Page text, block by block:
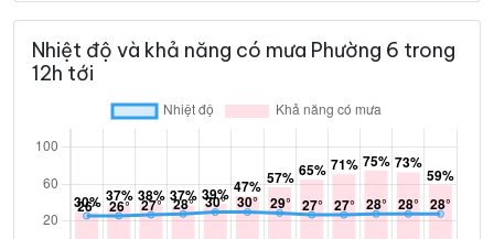
Nhiệt độ và khả năng có mưa Phường 6 trong
12h tới